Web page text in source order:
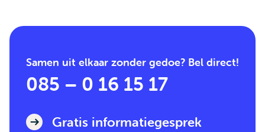
Samen uit elkaar zonder gedoe? Bel direct!
085 – 0 16 15 17
Gratis informatiegesprek